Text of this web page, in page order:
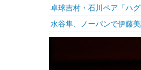
卓球吉村・石川ペア「ハ
水谷隼、ノーパンで伊藤